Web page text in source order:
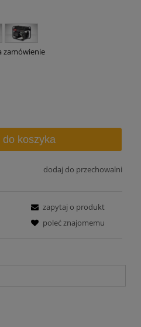
zamówienie
do koszyka
dodaj do przechowalni
zapytaj o produkt
poleć znajomemu